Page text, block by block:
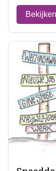
Bekijken